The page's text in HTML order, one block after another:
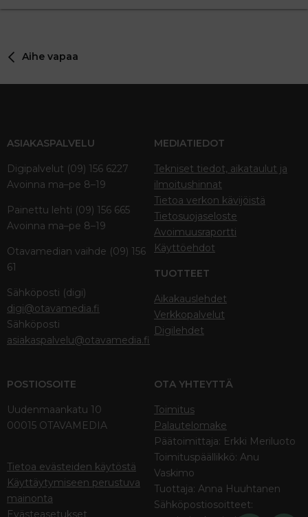
Aihe vapaa
ASIAKASPALVELU
Digipalvelut (09) 156 6227
Avoinna ma–pe 8–19
Painettu lehti (09) 156 665
Avoinna ma–pe 8–19
Otavamedian vaihde (09) 156
61
Sähköposti (digi)
digi@otavamedia.fi
Sähköposti
asiakaspalvelu@otavamedia.fi
MEDIATIEDOT
Tekniset tiedot, aikataulut ja
ilmoitushinnat
Tietoa verkon kävijöistä
Tietosuojaseloste
Avoimuusraportti
Käyttöehdot
TUOTTEET
Aikakauslehdet
Verkkopalvelut
Digilehdet
POSTIOSOITE
Uudenmaankatu 10
00015 OTAVAMEDIA
Tietoa evästeiden käytöstä
Käyttäytymiseen perustuva
mainonta
Evästeasetukset
OTA YHTEYTTÄ
Toimitus
Palautelomake
Päätoimittaja: Erkki Meriluoto
Toimituspäällikkö: Anu
Vaskimo
Tuottaja: Anna Huuhtanen
Sähköpostiosoitteet: